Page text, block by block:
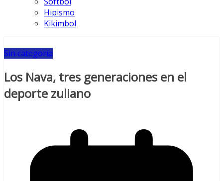
Hipismo
Kikimbol
Sin categoría
Los Nava, tres generaciones en el
deporte zuliano